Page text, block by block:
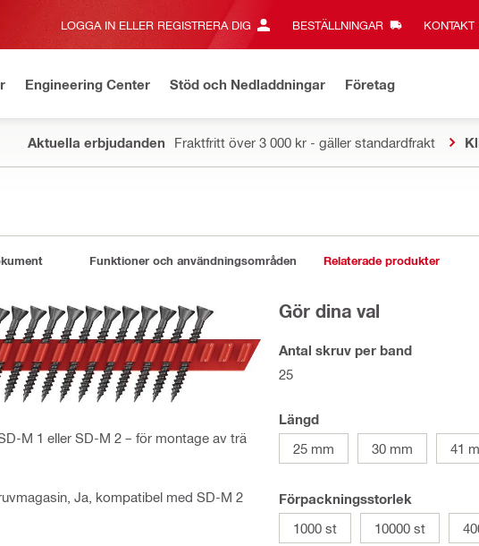
LOGGA IN ELLER REGISTRERA DIG BESTÄLLNINGAR KONTAKT‎
Engineering Center Stöd och Nedladdningar Företag
Aktuella erbjudanden Fraktfritt över 3 000 kr - gäller standardfrakt
Funktioner och användningsområden Relaterade produkter
M 1 eller SD-M 2 – för montage av trä
Ja, kompatibel med SD-M 2
Gör dina val
Antal skruv per band
25
Längd
25 mm
30 mm 41
Förpackningsstorlek
1000 st
10000 st